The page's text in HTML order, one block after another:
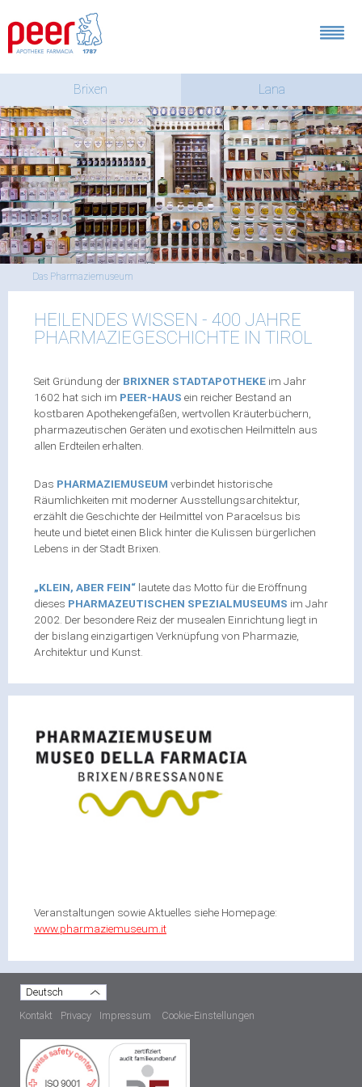
Brixen Lana
Das Pharmaziemuseum
HEILENDES WISSEN - 400 JAHRE
PHARMAZIEGESCHICHTE IN TIROL
Seit Gründung der BRIXNER STADTAPOTHEKE im Jahr
1602 hat sich im PEER-HAUS ein reicher Bestand an
kostbaren Apothekengefäßen, wertvollen Kräuterbüchern,
pharmazeutischen Geräten und exotischen Heilmitteln aus
allen Erdteilen erhalten.
Das PHARMAZIEMUSEUM verbindet historische
Räumlichkeiten mit moderner Ausstellungsarchitektur,
erzählt die Geschichte der Heilmittel von Paracelsus bis
heute und bietet einen Blick hinter die Kulissen bürgerlichen
Lebens in der Stadt Brixen.
„KLEIN, ABER FEIN“ lautete das Motto für die Eröffnung
dieses PHARMAZEUTISCHEN SPEZIALMUSEUMS im Jahr
2002. Der besondere Reiz der musealen Einrichtung liegt in
der bislang einzigartigen Verknüpfung von Pharmazie,
Architektur und Kunst.
Veranstaltungen sowie Aktuelles siehe Homepage:
www.pharmaziemuseum.it
Deutsch
Kontakt
Privacy Impressum Cookie-Einstellungen